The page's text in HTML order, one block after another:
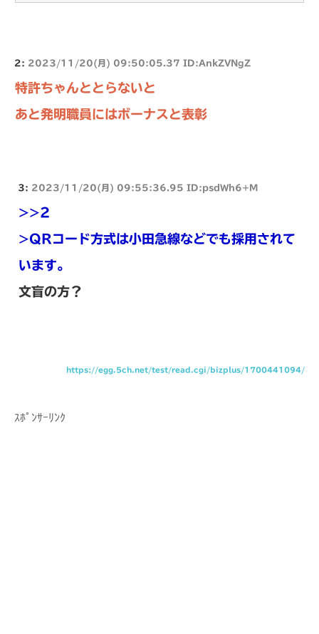
2: 2023/11/20(月) 09:50:05.37 ID:AnkZVNgZ
特許ちゃんととらないと
あと発明職員にはボーナスと表彰
3: 2023/11/20(月) 09:55:36.95 ID:psdWh6+M
>>2
>QRコード方式は小田急線などでも採用されて
います。
文盲の方？
https://egg.5ch.net/test/read.cgi/bizplus/1700441094/
ｽﾎﾟﾝｻｰﾘﾝｸ